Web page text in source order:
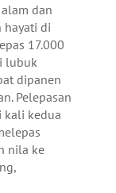
dan
hayati di
17.000
lubuk
dipanen
Pelepasan
kedua
nila ke